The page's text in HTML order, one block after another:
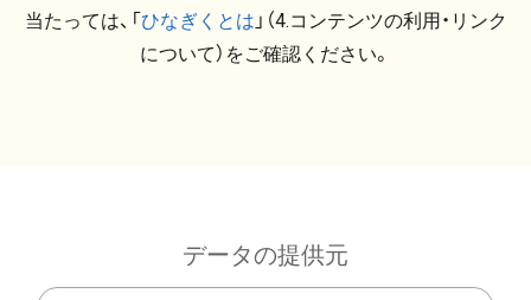
当たっては、「ひなぎくとは 」（4.コンテンツの利用・リンク
について）をご確認ください。
データの提供元